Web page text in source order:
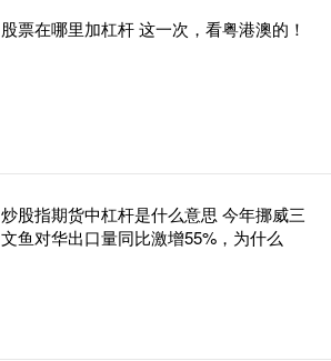
股票在哪里加杠杆 这一次，看粤港澳的！
炒股指期货中杠杆是什么意思 今年挪威三
文鱼对华出口量同比激增55%，为什么